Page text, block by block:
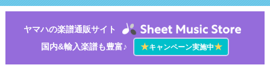
ヤマハの楽譜通販サイト
国内&輸入楽譜も豊富♪
★キャンペーン実施中★